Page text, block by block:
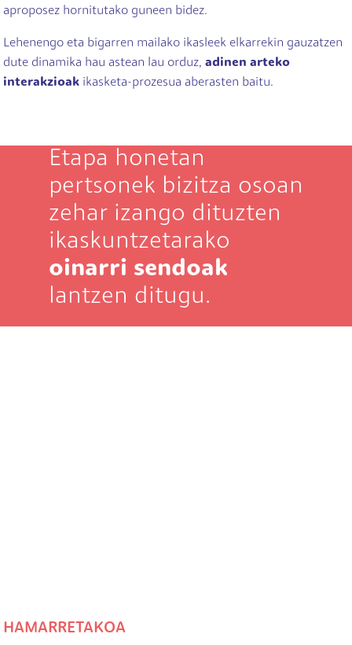
aproposez hornitutako guneen bidez.
Lehenengo eta bigarren mailako ikasleek elkarrekin gauzatzen
dute dinamika hau astean lau orduz, adinen arteko
interakzioak ikasketa-prozesua aberasten baitu.
Etapa honetan
pertsonek bizitza osoan
zehar izango dituzten
ikaskuntzetarako
oinarri sendoak
lantzen ditugu.
HAMARRETAKOA